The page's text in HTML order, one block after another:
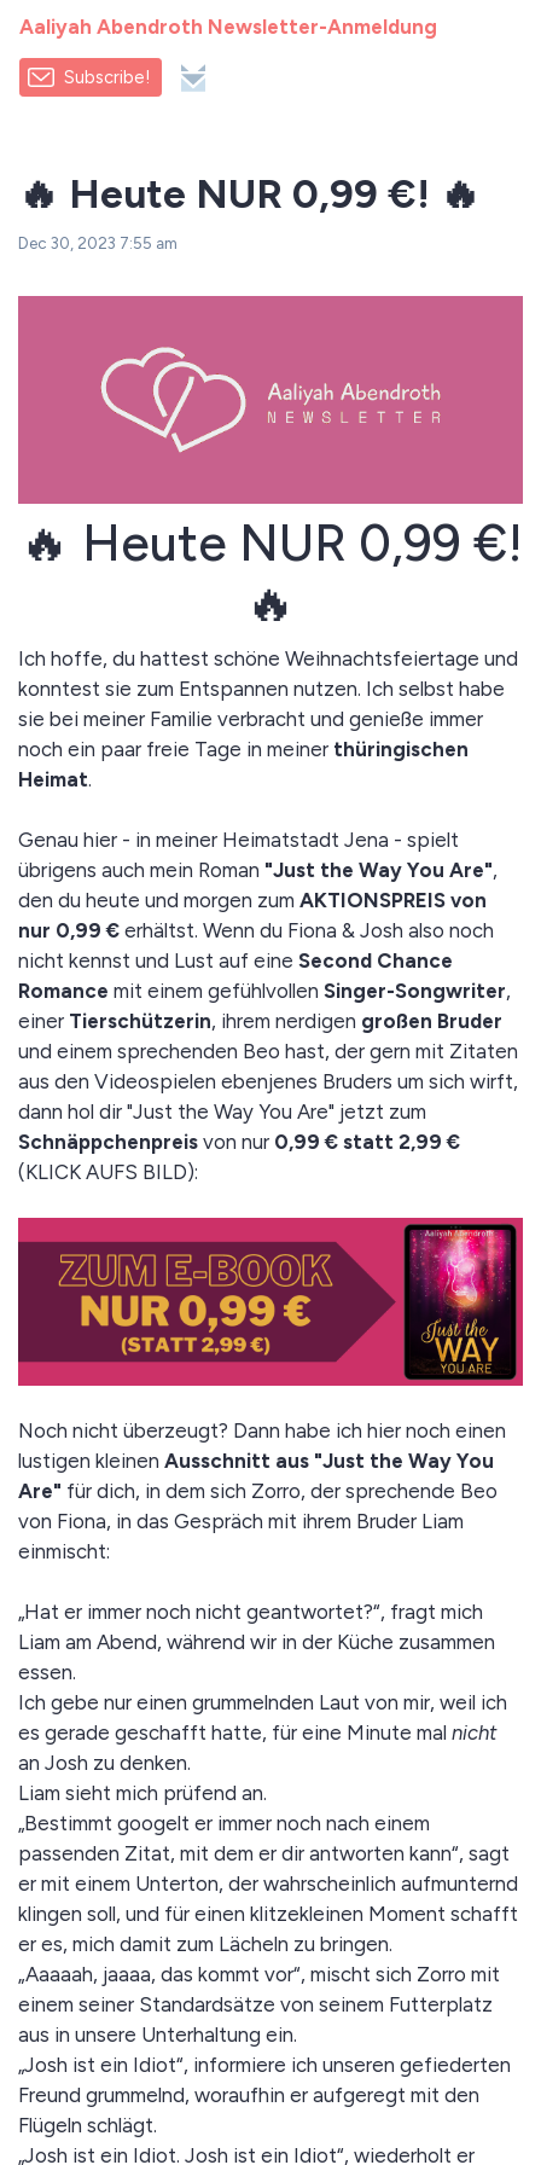
Aaliyah Abendroth Newsletter-Anmeldung
Subscribe!
🔥 Heute NUR 0,99 €! 🔥
Dec 30, 2023 7:55 am
🔥 Heute NUR 0,99 €!
🔥
Ich hoffe, du hattest schöne Weihnachtsfeiertage und
konntest sie zum Entspannen nutzen. Ich selbst habe
sie bei meiner Familie verbracht und genieße immer
noch ein paar freie Tage in meiner thüringischen
Heimat.
Genau hier - in meiner Heimatstadt Jena - spielt
übrigens auch mein Roman "Just the Way You Are",
den du heute und morgen zum AKTIONSPREIS von
nur 0,99 € erhältst. Wenn du Fiona & Josh also noch
nicht kennst und Lust auf eine Second Chance
Romance mit einem gefühlvollen Singer-Songwriter,
einer Tierschützerin, ihrem nerdigen großen Bruder
und einem sprechenden Beo hast, der gern mit Zitaten
aus den Videospielen ebenjenes Bruders um sich wirft,
dann hol dir "Just the Way You Are" jetzt zum
Schnäppchenpreis von nur 0,99 € statt 2,99 €
(KLICK AUFS BILD):
Noch nicht überzeugt? Dann habe ich hier noch einen
lustigen kleinen Ausschnitt aus "Just the Way You
Are" für dich, in dem sich Zorro, der sprechende Beo
von Fiona, in das Gespräch mit ihrem Bruder Liam
einmischt:
„Hat er immer noch nicht geantwortet?“, fragt mich
Liam am Abend, während wir in der Küche zusammen
essen.
Ich gebe nur einen grummelnden Laut von mir, weil ich
es gerade geschafft hatte, für eine Minute mal nicht
an Josh zu denken.
Liam sieht mich prüfend an.
„Bestimmt googelt er immer noch nach einem
passenden Zitat, mit dem er dir antworten kann“, sagt
er mit einem Unterton, der wahrscheinlich aufmunternd
klingen soll, und für einen klitzekleinen Moment schafft
er es, mich damit zum Lächeln zu bringen.
„Aaaaah, jaaaa, das kommt vor“, mischt sich Zorro mit
einem seiner Standardsätze von seinem Futterplatz
aus in unsere Unterhaltung ein.
„Josh ist ein Idiot“, informiere ich unseren gefiederten
Freund grummelnd, woraufhin er aufgeregt mit den
Flügeln schlägt.
„Josh ist ein Idiot. Josh ist ein Idiot“, wiederholt er